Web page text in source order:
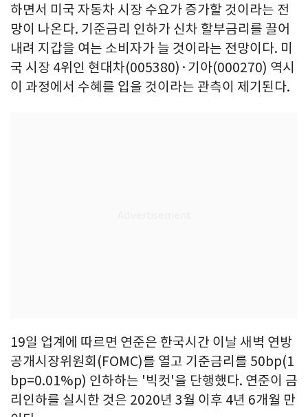
하면서 미국 자동차 시장 수요가 증가할 것이라는 전
망이 나온다. 기준금리 인하가 신차 할부금리를 끌어
내려 지갑을 여는 소비자가 늘 것이라는 전망이다. 미
국 시장 4위인 현대차(005380)·기아(000270) 역시
이 과정에서 수혜를 입을 것이라는 관측이 제기된다.
19일 업계에 따르면 연준은 한국시간 이날 새벽 연방
공개시장위원회(FOMC)를 열고 기준금리를 50bp(1
bp=0.01%p) 인하하는 '빅컷'을 단행했다. 연준이 금
리인하를 실시한 것은 2020년 3월 이후 4년 6개월 만